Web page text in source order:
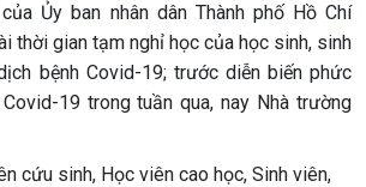
Ủy ban nhân dân Thành phố Hồ Chí
thời gian tạm nghỉ học của học sinh, sinh
bệnh Covid-19; trước diễn biến phức
19 trong tuần qua, nay Nhà trường
cứu sinh, Học viên cao học, Sinh viên,